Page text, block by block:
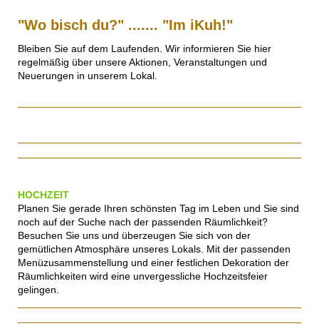
"Wo bisch du?" ....... "Im iKuh!"
Bleiben Sie auf dem Laufenden. Wir informieren Sie hier
regelmäßig über unsere Aktionen, Veranstaltungen und
Neuerungen in unserem Lokal.
HOCHZEIT
Planen Sie gerade Ihren schönsten Tag im Leben und Sie sind
noch auf der Suche nach der passenden Räumlichkeit?
Besuchen Sie uns und überzeugen Sie sich von der
gemütlichen Atmosphäre unseres Lokals. Mit der passenden
Menüzusammenstellung und einer festlichen Dekoration der
Räumlichkeiten wird eine unvergessliche Hochzeitsfeier
gelingen.